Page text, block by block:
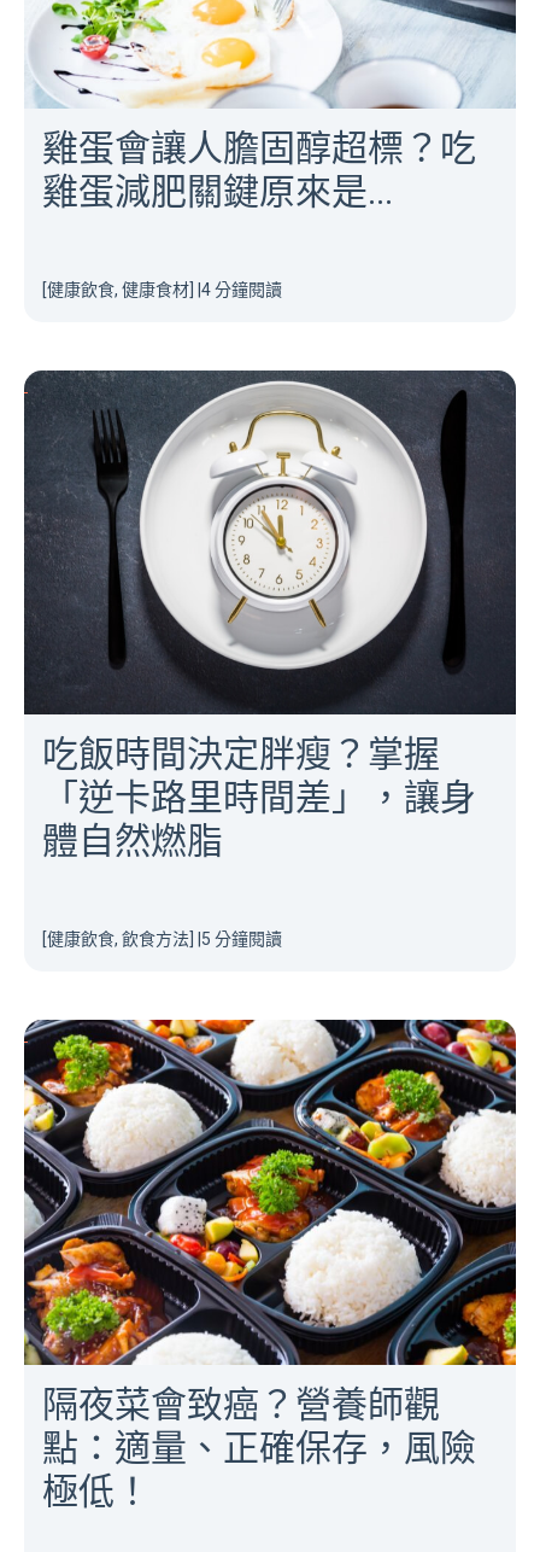
雞蛋會讓人膽固醇超標？吃
雞蛋減肥關鍵原來是...
[健康飲食, 健康食材] 4 分鐘閱讀
吃飯時間決定胖瘦？掌握
「逆卡路里時間差」，讓身
體自然燃脂
[健康飲食, 飲食方法] 5 分鐘閱讀
隔夜菜會致癌？營養師觀
點：適量、正確保存，風險
極低！